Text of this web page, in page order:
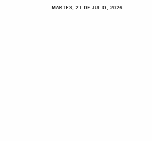
MARTES, 21 DE JULIO, 2026